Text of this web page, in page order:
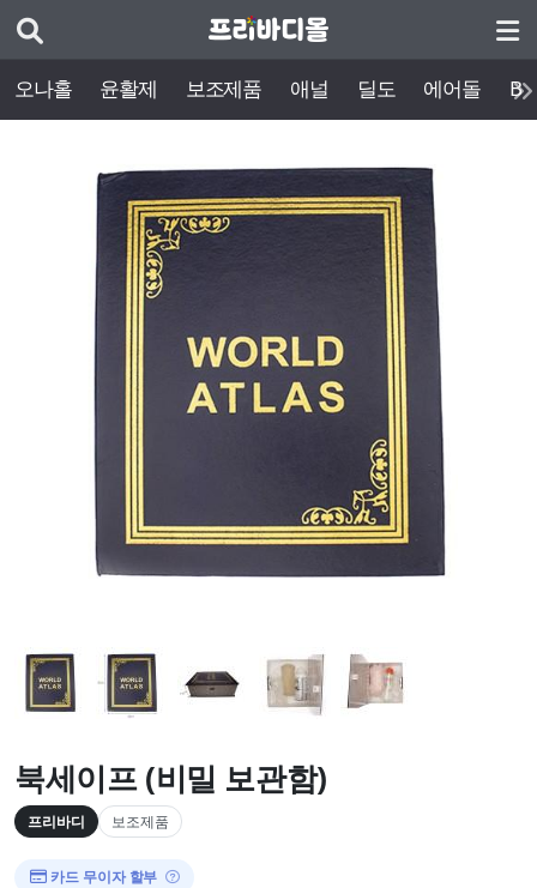
오나홀 윤활제 보조제품 애널 딜도 에어돌
북세이프 (비밀 보관함)
프리바디 보조제품
카드 무이자 할부